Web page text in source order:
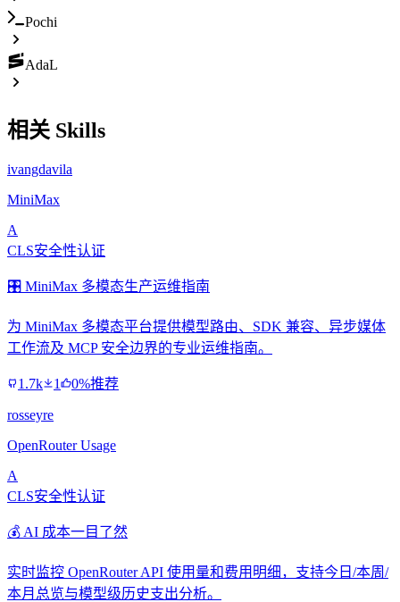
Pochi
AdaL
相关 Skills
ivangdavila
MiniMax
A
CLS安全性认证
🎛️ MiniMax 多模态生产运维指南
为 MiniMax 多模态平台提供模型路由、SDK 兼容、异步媒体
工作流及 MCP 安全边界的专业运维指南。
1.7k 1 0%推荐
rosseyre
OpenRouter Usage
A
CLS安全性认证
💰 AI 成本一目了然
实时监控 OpenRouter API 使用量和费用明细，支持今日/本周/
本月总览与模型级历史支出分析。